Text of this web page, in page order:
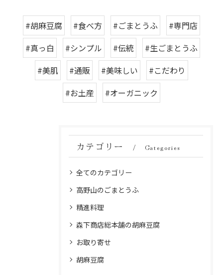
#胡麻豆腐 #食べ方 #ごまとうふ
#専門店
#真っ白
#シンプル #伝統
#生ごまとうふ
#美肌
#通販 #美味しい
#こだわり
#お土産
#オーガニック
カテゴリー Categories
全てのカテゴリー
高野山のごまとうふ
精進料理
森下商店総本舗の胡麻豆腐
お取り寄せ
胡麻豆腐